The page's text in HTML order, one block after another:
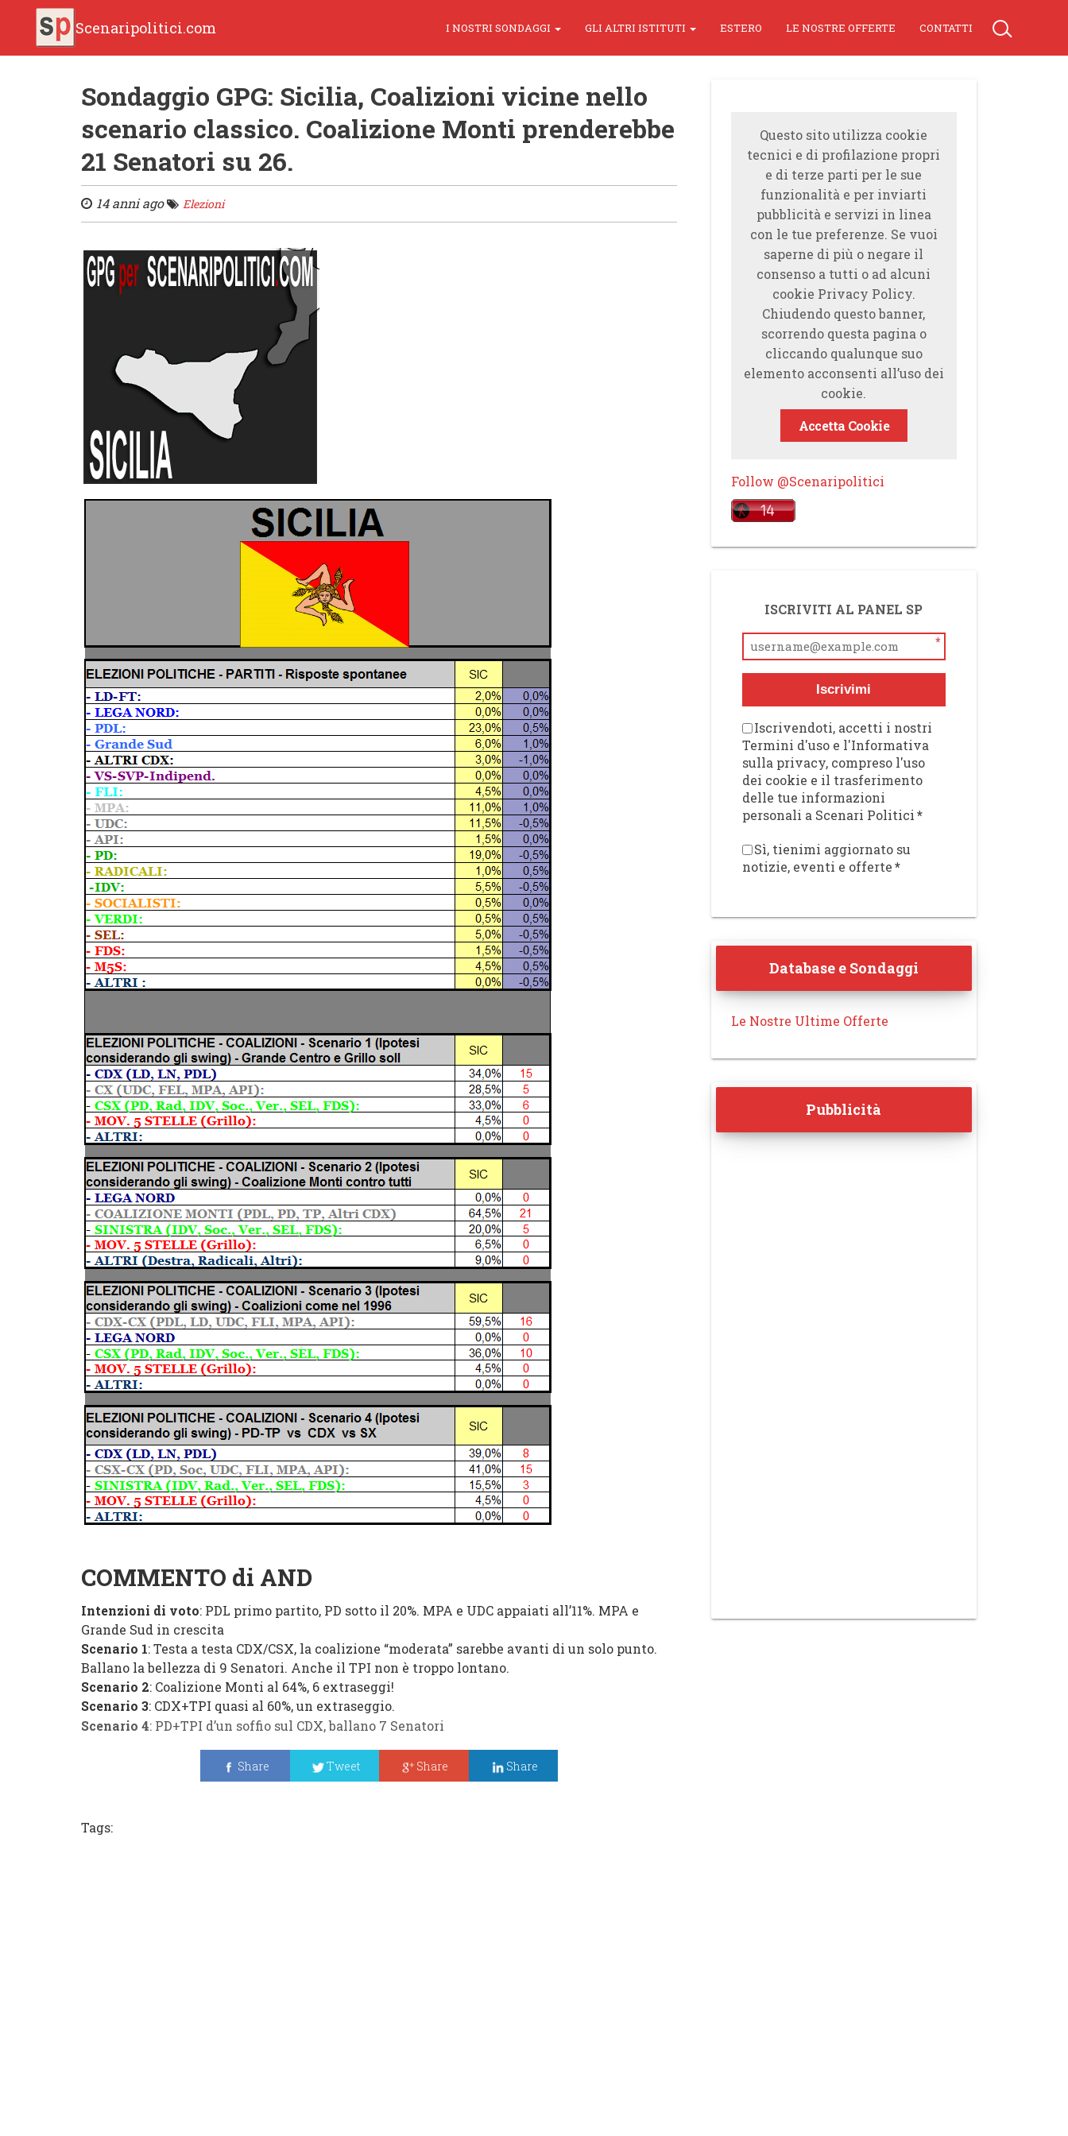
Scenaripolitici.com I NOSTRI SONDAGGI GLI ALTRI ISTITUTI ESTERO LE NOSTRE OFFERTE CONTATTI
Sondaggio GPG: Sicilia, Coalizioni vicine nello
scenario classico. Coalizione Monti prenderebbe
21 Senatori su 26.
14 anni ago Elezioni
COMMENTO di AND
Intenzioni di voto: PDL primo partito, PD sotto il 20%. MPA e UDC appaiati all’11%. MPA e
Grande Sud in crescita
Scenario 1: Testa a testa CDX/CSX, la coalizione “moderata” sarebbe avanti di un solo punto.
Ballano la bellezza di 9 Senatori. Anche il TPI non è troppo lontano.
Scenario 2: Coalizione Monti al 64%, 6 extraseggi!
Scenario 3: CDX+TPI quasi al 60%, un extraseggio.
Scenario 4: PD+TPI d’un soffio sul CDX, ballano 7 Senatori
Share Tweet Share Share
Tags:
Questo sito utilizza cookie
tecnici e di profilazione propri
e di terze parti per le sue
funzionalità e per inviarti
pubblicità e servizi in linea
con le tue preferenze. Se vuoi
saperne di più o negare il
consenso a tutti o ad alcuni
cookie Privacy Policy.
Chiudendo questo banner,
scorrendo questa pagina o
cliccando qualunque suo
elemento acconsenti all’uso dei
cookie.
Accetta Cookie
Follow @Scenaripolitici
ISCRIVITI AL PANEL SP
*
Iscrivimi
Iscrivendoti, accetti i nostri
Termini d'uso e l'Informativa
sulla privacy, compreso l'uso
dei cookie e il trasferimento
delle tue informazioni
personali a Scenari Politici*
Sì, tienimi aggiornato su
notizie, eventi e offerte*
Database e Sondaggi
Le Nostre Ultime Offerte
Pubblicità